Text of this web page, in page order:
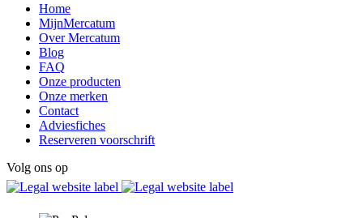
Home
MijnMercatum
Over Mercatum
Blog
FAQ
Onze producten
Onze merken
Contact
Adviesfiches
Reserveren voorschrift
Volg ons op